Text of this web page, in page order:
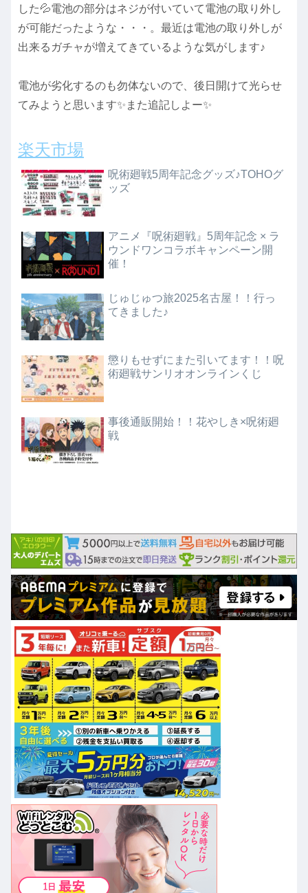
した💦電池の部分はネジが付いていて電池の取り外し
が可能だったような・・・。最近は電池の取り外しが
出来るガチャが増えてきているような気がします♪
電池が劣化するのも勿体ないので、後日開けて光らせ
てみようと思います✨また追記しよー✨
楽天市場
呪術廻戦5周年記念グッズ♪TOHOグ
ッズ
アニメ『呪術廻戦』5周年記念 × ラ
ウンドワンコラボキャンペーン開
催！
じゅじゅつ旅2025名古屋！！行っ
てきました♪
懲りもせずにまた引いてます！！呪
術廻戦サンリオオンラインくじ
事後通販開始！！花やしき×呪術廻
戦